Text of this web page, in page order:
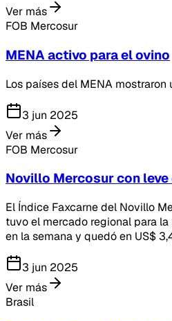
Ver más
FOB Mercosur
MENA activo para el ovino
Los países del MENA
3 jun 2025
Ver más
FOB Mercosur
Novillo Mercosur con
El Índice Faxcarne del Novillo
tuvo el mercado regional para
en la semana y quedó en US$
3 jun 2025
Ver más
Brasil